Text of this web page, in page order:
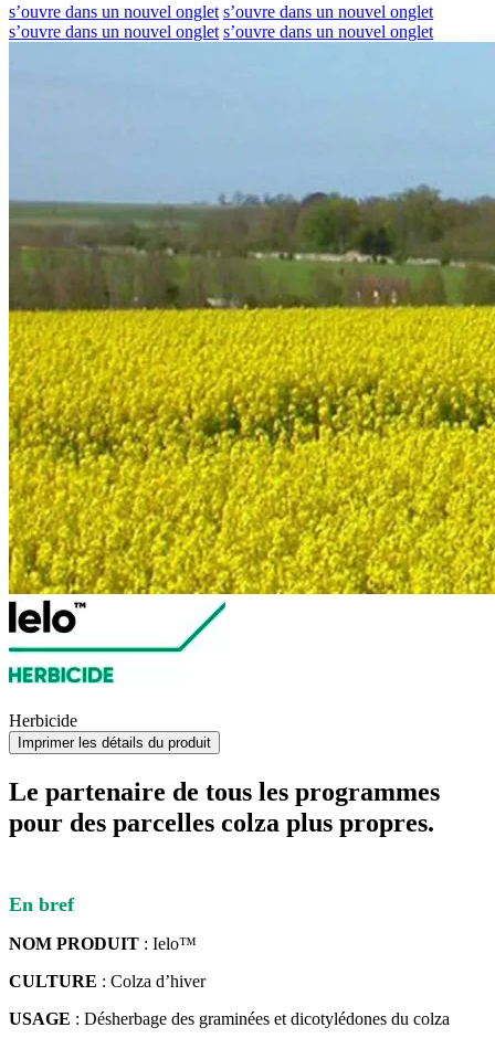
s’ouvre dans un nouvel onglet s’ouvre dans un nouvel onglet
s’ouvre dans un nouvel onglet s’ouvre dans un nouvel onglet
Herbicide
Imprimer les détails du produit
Le partenaire de tous les programmes
pour des parcelles colza plus propres.
En bref
NOM PRODUIT : Ielo™
CULTURE : Colza d’hiver
USAGE : Désherbage des graminées et dicotylédones du colza